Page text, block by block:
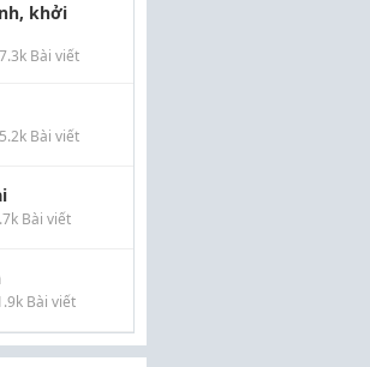
khởi
Bài viết
Bài viết
Bài viết
Bài viết